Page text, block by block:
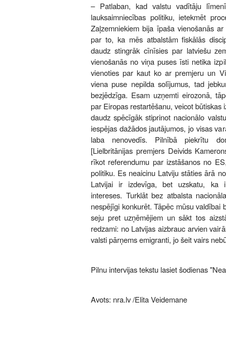
– Patlaban, kad valstu vadītāju
lauksaimniecības politiku, ietekmēt
Zaļzemniekiem bija īpaša vienošanās
par to, ka mēs atbalstām fiskālās
daudz stingrāk cīnīsies par latviešu
vienošanās no viņa puses īsti netika
vienoties par kaut ko ar premjeru un
viena puse nepilda solījumus, tad
bezjēdzīga. Esam uzņemti eirozonā,
par Eiropas restartēšanu, veicot būtiskas
daudz spēcīgāk stiprinot nacionālo
iespējas dažādos jautājumos, jo visas
laba nenovedīs. Pilnībā piekrītu
[Lielbritānijas premjers Deivids
rīkot referendumu par izstāšanos no
politiku. Es neaicinu Latviju stāties ārā
Latvijai ir izdevīga, bet uzskatu, ka
intereses. Turklāt bez atbalsta
nespējīgi konkurēt. Tāpēc mūsu valdībai
seju pret uzņēmējiem un sākt tos
redzami: no Latvijas aizbrauc arvien
valsti pārņems emigranti, jo šeit vairs
Pilnu intervijas tekstu lasiet šodienas
Avots: nra.lv/Elita Veidemane